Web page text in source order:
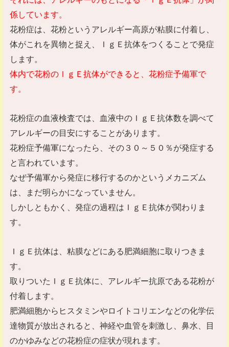
係しています。
花粉症は、花粉というアレルギー高原が粘膜に付着し、
体がこれを異物と捉え、ＩｇＥ抗体をつくることで発症
します。
体内で花粉のＩｇＥ抗体ができると、花粉症予備軍で
す。
花粉症の血液検査では、血液中のＩｇＥ抗体数を調べて
アレルギーの目安にすることがあります。
花粉症予備軍になったら、その３０～５０％が発症する
と言われています。
なぜ予備軍から発症に移行するのかというメカニズム
は、まだ明らかになっていません。
しかしともかく、発症の過程はＩｇＥ抗体が関わりま
す。
ＩｇＥ抗体は、粘膜などにある肥満細胞に取りつきま
す。
取りついたＩｇＥ抗体に、アレルギー抗原である花粉が
付着します。
肥満細胞からヒスタミンやロイトコリエンなどの化学伝
達物質が放出されると、神経や血管を刺激し、鼻水、目
のかゆみなどの花粉症の症状が現れます。